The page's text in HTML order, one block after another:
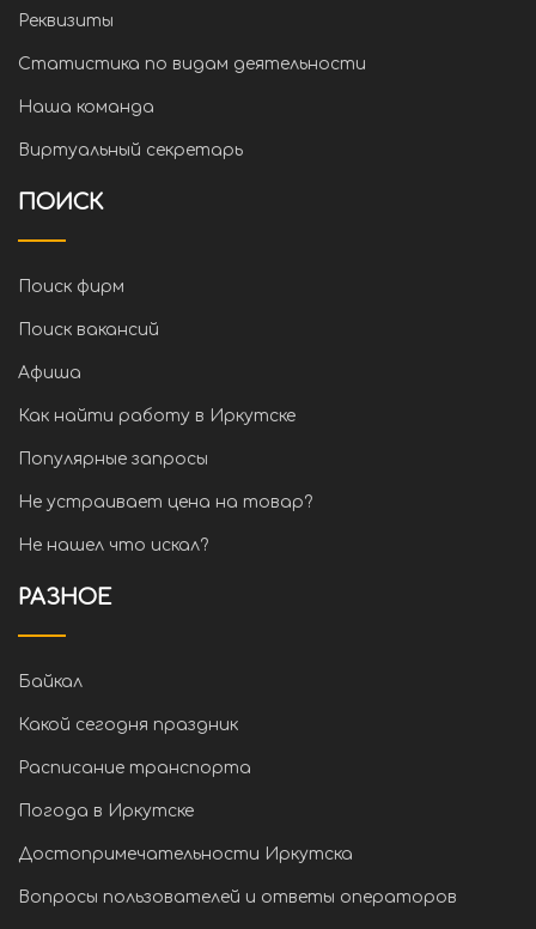
Реквизиты
Статистика по видам деятельности
Наша команда
Виртуальный секретарь
ПОИСК
Поиск фирм
Поиск вакансий
Афиша
Как найти работу в Иркутске
Популярные запросы
Не устраивает цена на товар?
Не нашел что искал?
РАЗНОЕ
Байкал
Какой сегодня праздник
Расписание транспорта
Погода в Иркутске
Достопримечательности Иркутска
Вопросы пользователей и ответы операторов